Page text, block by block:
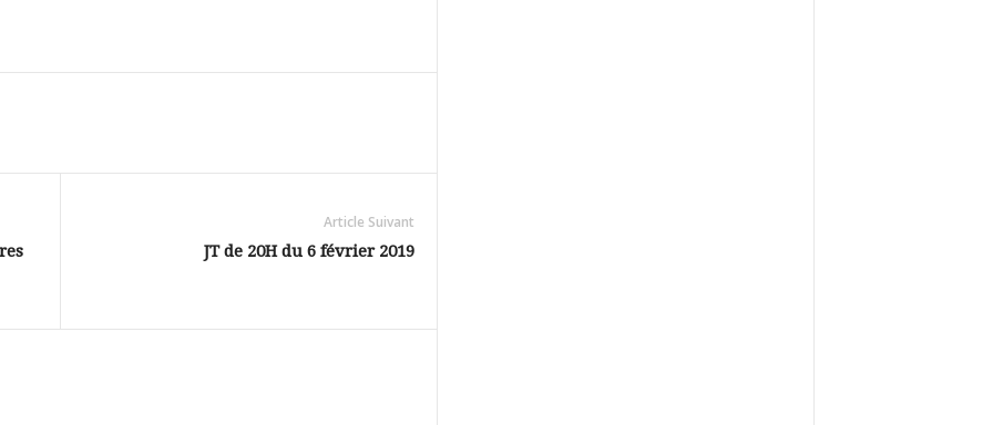
Article Suivant
JT de 20H du 6 février 2019